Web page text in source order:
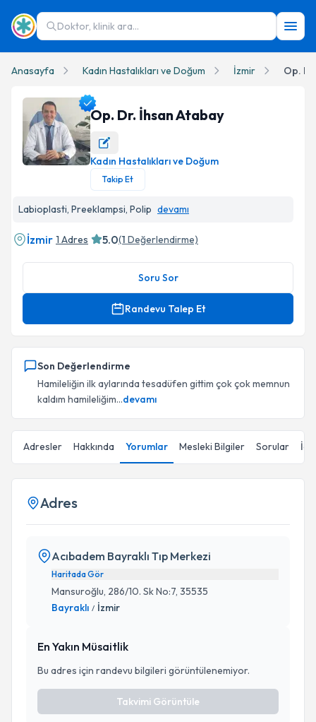
Doktor, klinik ara...
Anasayfa Kadın Hastalıkları ve Doğum İzmir Op.
Op. Dr. İhsan Atabay Profil Fotoğrafı
Op. Dr. İhsan Atabay
Kadın Hastalıkları ve Doğum
Takip Et
Labioplasti, Preeklampsi, Polip devamı
İzmir 1 Adres 5.0(1 Değerlendirme)
Soru Sor
Randevu Talep Et
Son Değerlendirme
Hamileliğin ilk aylarında tesadüfen gittim çok çok memnun
kaldım hamileliğim...devamı
Adresler Hakkında Yorumlar Mesleki Bilgiler Sorular
Adres
Acıbadem Bayraklı Tıp Merkezi
Haritada Gör
Mansuroğlu, 286/10. Sk No:7, 35535
Bayraklı / İzmir
En Yakın Müsaitlik
Bu adres için randevu bilgileri görüntülenemiyor.
Takvimi Görüntüle